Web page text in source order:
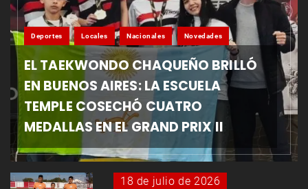
Deportes Locales Nacionales Novedades
EL TAEKWONDO CHAQUEÑO BRILLÓ
EN BUENOS AIRES: LA ESCUELA
TEMPLE COSECHÓ CUATRO
MEDALLAS EN EL GRAND PRIX II
18 de julio de 2026